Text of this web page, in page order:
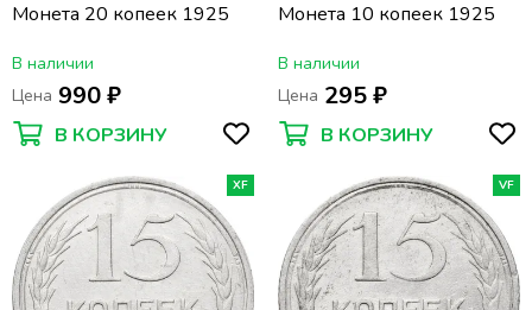
Монета 20 копеек 1925
В наличии
Цена 990 ₽
В КОРЗИНУ
Монета 10 копеек 1925
В наличии
Цена 295 ₽
В КОРЗИНУ
XF VF